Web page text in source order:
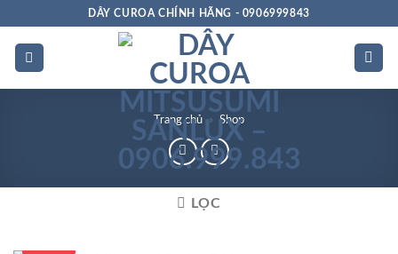
dung
DÂY CUROA CHÍNH HÃNG - 0906999843
Trang chủ » Shop
LỌC